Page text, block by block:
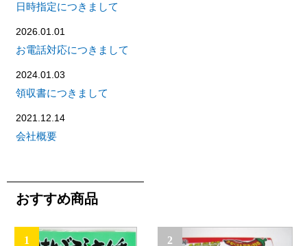
日時指定につきまして
2026.01.01
お電話対応につきまして
2024.01.03
領収書につきまして
2021.12.14
会社概要
おすすめ商品
1 2